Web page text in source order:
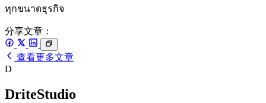
ทุกขนาดธุรกิจ
分享文章：
查看更多文章
D
DriteStudio